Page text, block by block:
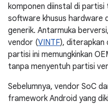
komponen diinstal di
software khusus hardware
generik. Antarmuka
vendor (VINTF), diterapkan
partisi ini memungkinkan
tanpa menyentuh partisi
Sebelumnya, vendor SoC
framework Android yang